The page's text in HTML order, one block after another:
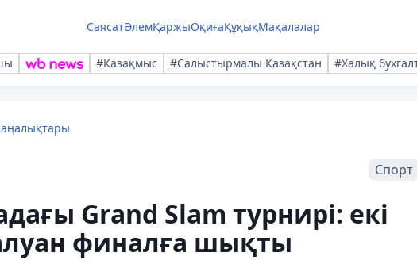
СаясатӘлемҚаржыОқиғаҚұқықМақалалар
#Қазақмыс #Салыстырмалы Қазақстан #Халық
Спорт
Grand Slam турнирі: екі
финалға шықты